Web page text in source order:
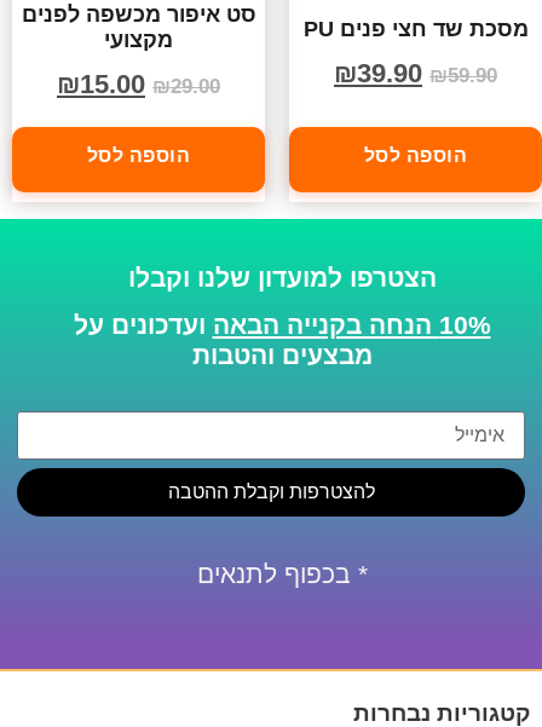
מסכת שד חצי פנים PU
₪59.90
₪39.90
הוספה לסל
סט איפור מכשפה לפנים
מקצועי
₪29.00
₪15.00
הוספה לסל
הצטרפו למועדון שלנו וקבלו
10% הנחה בקנייה הבאה
ועדכונים על
מבצעים והטבות
להצטרפות וקבלת ההטבה
* בכפוף לתנאים
קטגוריות נבחרות